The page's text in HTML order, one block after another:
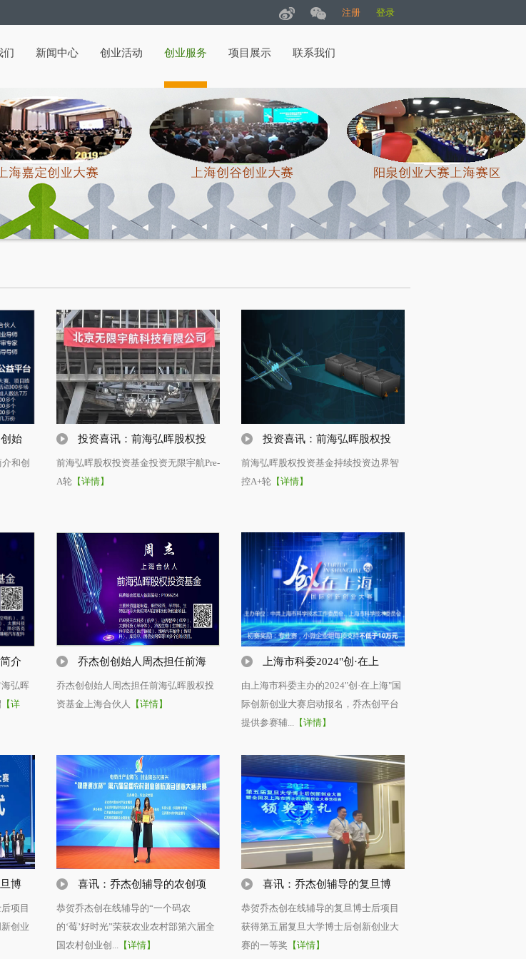
登录
注册
们 新闻中心 创业活动 创业服务 项目展示 联系我们
始
和创
投资喜讯：前海弘晖股权投
前海弘晖股权投资基金投资无限宇航Pre-
A轮 【详情】
投资喜讯：前海弘晖股权投
前海弘晖股权投资基金持续投资边界智
控A+轮 【详情】
介
弘晖
【详
乔杰创创始人周杰担任前海
乔杰创创始人周杰担任前海弘晖股权投
资基金上海合伙人
【详情】
上海市科委2024"创·在上
由上海市科委主办的2024"创·在上海"国
际创新创业大赛启动报名，乔杰创平台
提供参赛辅... 【详情】
博
项目
创业
喜讯：乔杰创辅导的农创项
恭贺乔杰创在线辅导的“一个码农
的‘莓’好时光”荣获农业农村部第六届全
国农村创业创... 【详情】
喜讯：乔杰创辅导的复旦博
恭贺乔杰创在线辅导的复旦博士后项目
获得第五届复旦大学博士后创新创业大
赛的一等奖 【详情】